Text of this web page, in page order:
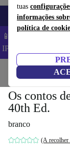
tuas
informações
política de
Telemóveis
📱 Poupa 5%
IPHONEDEAL –
Início
Os contos
40th Ed.
branco
(A recolher